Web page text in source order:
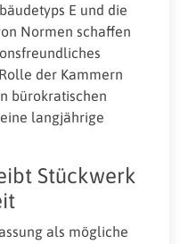
E und die
Normen schaffen
der Kammern
bürokratischen
langjährige
Stückwerk
als mögliche